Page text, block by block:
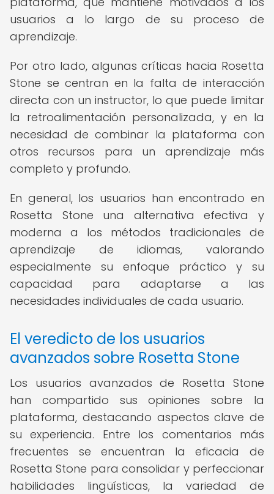
usuarios a lo largo de su proceso de
aprendizaje.
Por otro lado, algunas críticas hacia Rosetta
Stone se centran en la falta de interacción
directa con un instructor, lo que puede limitar
la retroalimentación personalizada, y en la
necesidad de combinar la plataforma con
otros recursos para un aprendizaje más
completo y profundo.
En general, los usuarios han encontrado en
Rosetta Stone una alternativa efectiva y
moderna a los métodos tradicionales de
aprendizaje de idiomas, valorando
especialmente su enfoque práctico y su
capacidad para adaptarse a las
necesidades individuales de cada usuario.
El veredicto de los usuarios
avanzados sobre Rosetta Stone
Los usuarios avanzados de Rosetta Stone
han compartido sus opiniones sobre la
plataforma, destacando aspectos clave de
su experiencia. Entre los comentarios más
frecuentes se encuentran la eficacia de
Rosetta Stone para consolidar y perfeccionar
habilidades lingüísticas, la variedad de